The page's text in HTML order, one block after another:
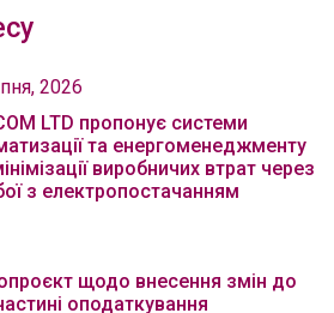
2026
LTD пропонує системи
та енергоменеджменту
виробничих втрат через
з електропостачанням
щодо внесення змін до
оподаткування